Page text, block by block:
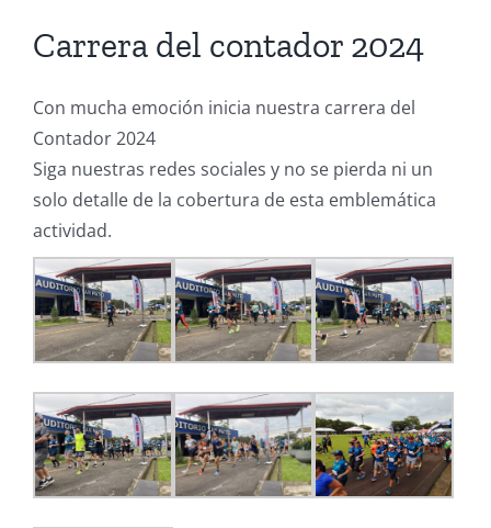
Carrera del contador 2024
Con mucha emoción inicia nuestra carrera del
Contador 2024
Siga nuestras redes sociales y no se pierda ni un
solo detalle de la cobertura de esta emblemática
actividad.